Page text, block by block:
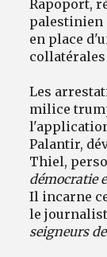
Rapoport,
palestinien
en place
Les
milice
Palantir,
Thiel,
démocratie
Il incarne
le
seigneurs